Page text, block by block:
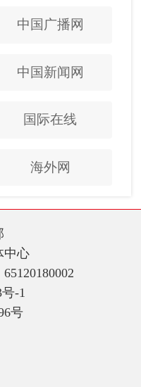
中国广播网
中国新闻网
国际在线
海外网
中心
-1
号